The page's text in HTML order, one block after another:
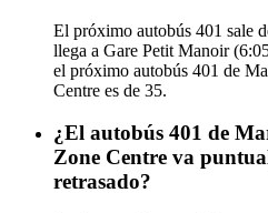
El próximo autobús 401 sale
llega a Gare Petit Manoir
el próximo autobús 401 de
Centre es de 35.
¿El autobús 401 de
Zone Centre va
retrasado?